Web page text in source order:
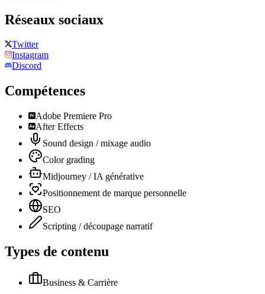
Réseaux sociaux
Twitter
Instagram
Discord
Compétences
Adobe Premiere Pro
After Effects
Sound design / mixage audio
Color grading
Midjourney / IA générative
Positionnement de marque personnelle
SEO
Scripting / découpage narratif
Types de contenu
Business & Carrière